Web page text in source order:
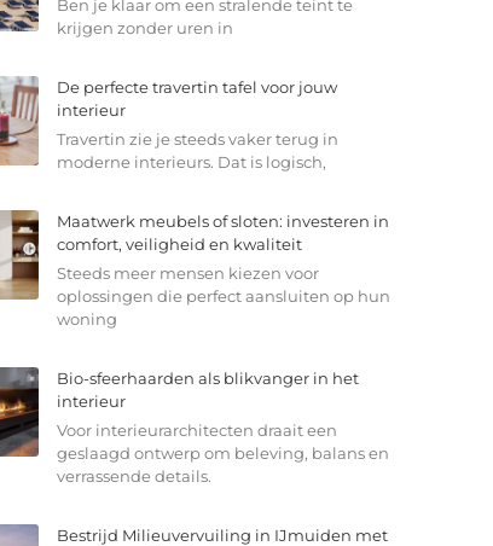
Ben je klaar om een stralende teint te
krijgen zonder uren in
De perfecte travertin tafel voor jouw
interieur
Travertin zie je steeds vaker terug in
moderne interieurs. Dat is logisch,
Maatwerk meubels of sloten: investeren in
comfort, veiligheid en kwaliteit
Steeds meer mensen kiezen voor
oplossingen die perfect aansluiten op hun
woning
Bio-sfeerhaarden als blikvanger in het
interieur
Voor interieurarchitecten draait een
geslaagd ontwerp om beleving, balans en
verrassende details.
Bestrijd Milieuvervuiling in IJmuiden met